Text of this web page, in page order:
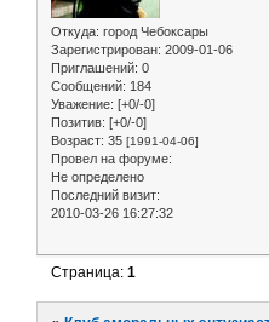
Откуда: город Чебоксары
Зарегистрирован: 2009-01-06
Приглашений: 0
Сообщений: 184
Уважение: [+0/-0]
Позитив: [+0/-0]
Возраст: 35 [1991-04-06]
Провел на форуме:
Не определено
Последний визит:
2010-03-26 16:27:32
Страница:1